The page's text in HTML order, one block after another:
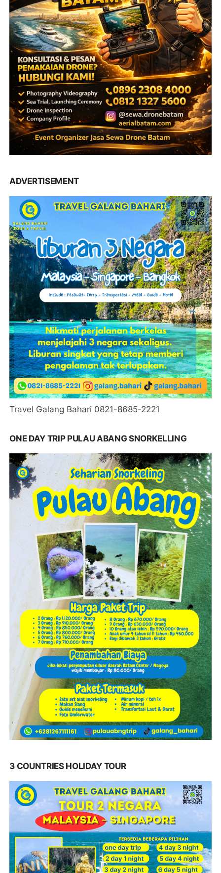
ADVERTISEMENT
Travel Galang Bahari 0821-8685-2221
ONE DAY TRIP PULAU ABANG SNORKELLING
3 COUNTRIES HOLIDAY TOUR